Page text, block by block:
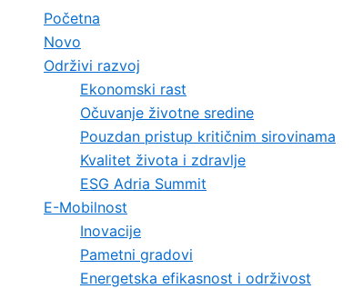
Početna
Novo
Održivi razvoj
Ekonomski rast
Očuvanje životne sredine
Pouzdan pristup kritičnim sirovinama
Kvalitet života i zdravlje
ESG Adria Summit
E-Mobilnost
Inovacije
Pametni gradovi
Energetska efikasnost i održivost